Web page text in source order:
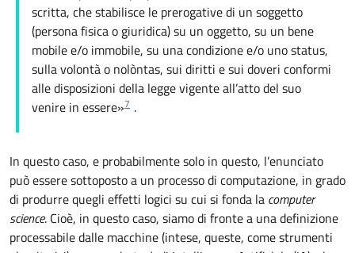
scritta, che stabilisce le prerogative di un soggetto
(persona fisica o giuridica) su un oggetto, su un bene
mobile e/o immobile, su una condizione e/o uno status,
sulla volontà o nolòntas, sui diritti e sui doveri conformi
alle disposizioni della legge vigente all’atto del suo
venire in essere»7 .
In questo caso, e probabilmente solo in questo, l’enunciato
può essere sottoposto a un processo di computazione, in grado
di produrre quegli effetti logici su cui si fonda la computer
science. Cioè, in questo caso, siamo di fronte a una definizione
processabile dalle macchine (intese, queste, come strumenti